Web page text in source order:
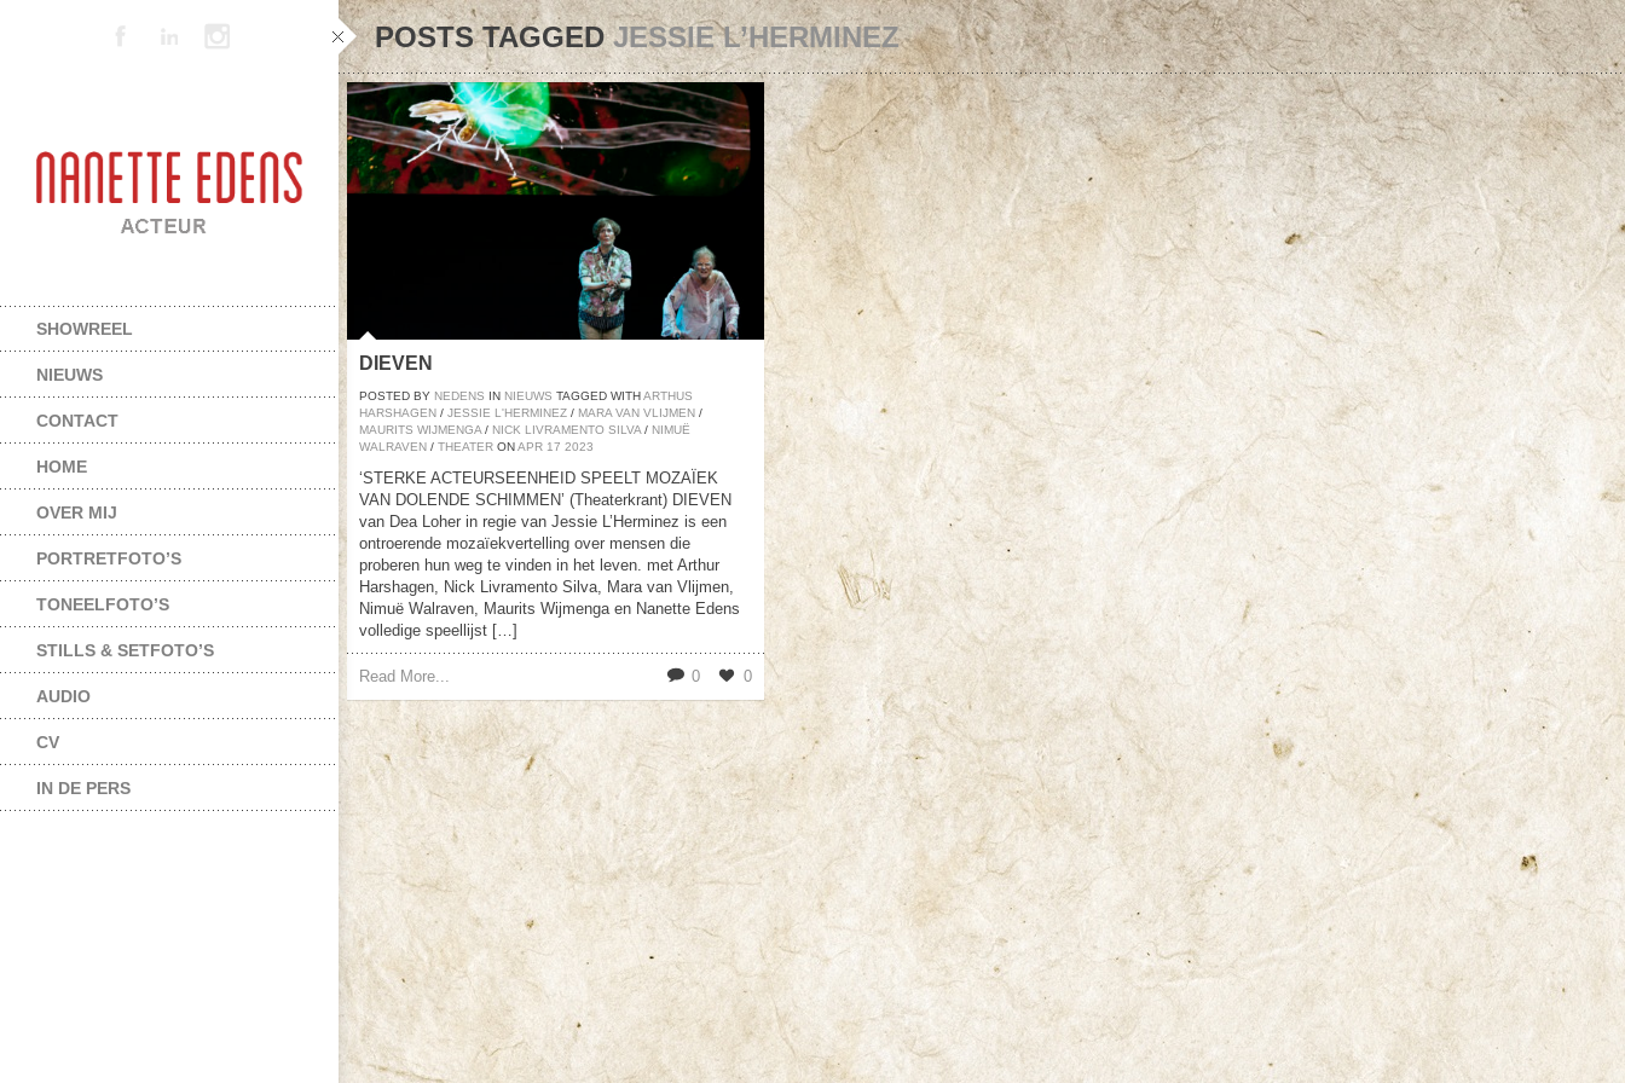
SHOWREEL
NIEUWS
CONTACT
HOME
OVER MIJ
PORTRETFOTO’S
TONEELFOTO’S
STILLS & SETFOTO’S
AUDIO
CV
IN DE PERS
POSTS TAGGEDJESSIE L’HERMINEZ
DIEVEN
POSTED BY NEDENS IN NIEUWS TAGGED WITH ARTHUS
HARSHAGEN / JESSIE L'HERMINEZ / MARA VAN VLIJMEN /
MAURITS WIJMENGA/ NICK LIVRAMENTO SILVA/ NIMUË
WALRAVEN / THEATER ON APR 17 2023
‘STERKE ACTEURSEENHEID SPEELT MOZAÏEK
VAN DOLENDE SCHIMMEN’ (Theaterkrant) DIEVEN
van Dea Loher in regie van Jessie L’Herminez is een
ontroerende mozaïekvertelling over mensen die
proberen hun weg te vinden in het leven. met Arthur
Harshagen, Nick Livramento Silva, Mara van Vlijmen,
Nimuë Walraven, Maurits Wijmenga en Nanette Edens
volledige speellijst […]
Read More... 0 0